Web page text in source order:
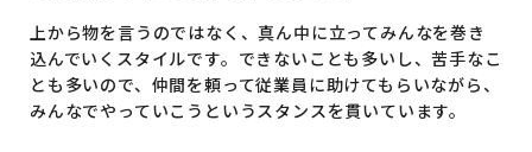
上から物を言うのではなく、真ん中に立ってみんなを巻き
込んでいくスタイルです。できないことも多いし、苦手なこ
とも多いので、仲間を頼って従業員に助けてもらいながら、
みんなでやっていこうというスタンスを貫いています。